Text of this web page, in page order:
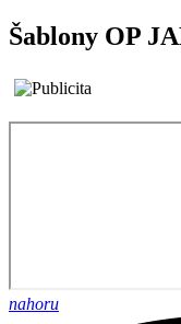
Šablony OP
nahoru